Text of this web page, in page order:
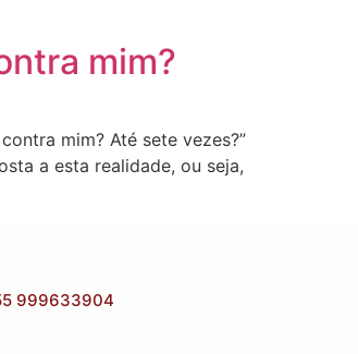
mim?
mim? Até sete vezes?”
a esta realidade, ou seja,
999633904